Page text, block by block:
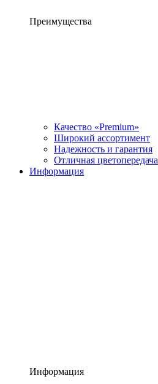
Преимущества
Качество «Premium»
Широкий ассортимент
Надежность и гарантия
Отличная цветопередача
Информация
Информация